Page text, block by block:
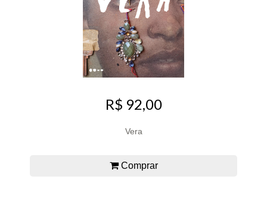
R$ 92,00
Vera
Comprar